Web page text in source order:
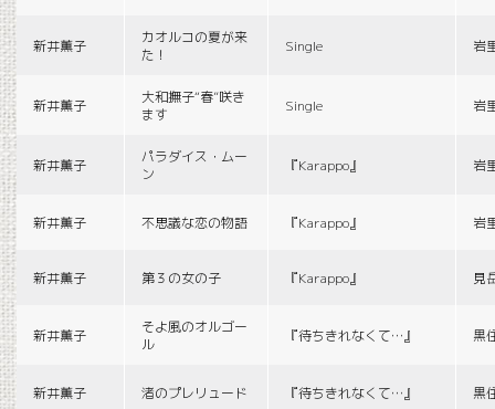
新井薫子
カオルコの夏が来
た！
Single 岩
新井薫子
大和撫子“春”咲き
ます
Single 岩
新井薫子
パラダイス・ムー
ン
『Karappo』 岩
新井薫子 不思議な恋の物語 『Karappo』 岩
新井薫子 第３の女の子 『Karappo』 見
新井薫子
そよ風のオルゴー
ル
『待ちきれなくて…』 黒
新井薫子 渚のプレリュード 『待ちきれなくて…』 黒